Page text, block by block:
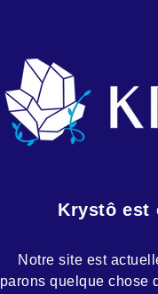
Krystô est
Notre site est
quelque chose